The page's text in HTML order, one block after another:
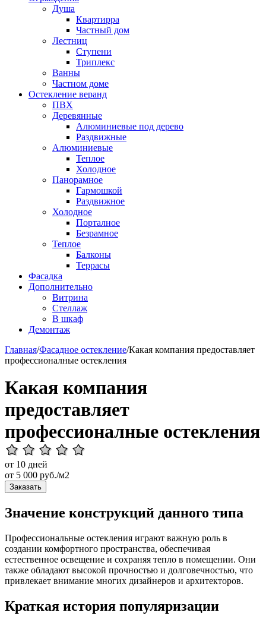
Душа
Квартирра
Частный дом
Лестниц
Ступени
Триплекс
Ванны
Частном доме
Остекление веранд
ПВХ
Деревянные
Алюминиевые под дерево
Раздвижные
Алюминиевые
Теплое
Холодное
Панорамное
Гармошкой
Раздвижное
Холодное
Порталное
Безрамное
Теплое
Балконы
Террасы
Фасадка
Дополнительно
Витрина
Стеллаж
В шкаф
Демонтаж
Главная/Фасадное остекление/Какая компания предоставляет
профессионалные остекления
Какая компания
предоставляет
профессионалные остекления
от 10 дней
от 5 000 руб./м2
Заказать
Значение конструкций данного типа
Профессиональные остекления играют важную роль в
создании комфортного пространства, обеспечивая
естественное освещение и сохраняя тепло в помещении. Они
также обладают высокой прочностью и долговечностью, что
привлекает внимание многих дизайнеров и архитекторов.
Краткая история популяризации